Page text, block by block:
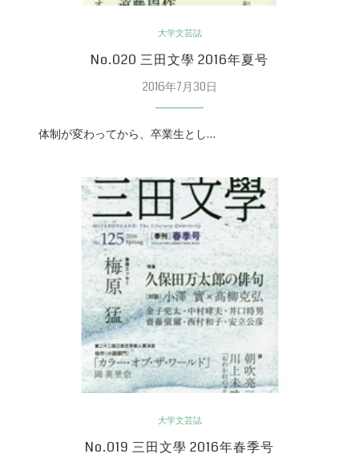
大学文芸誌
No.020 三田文學 2016年夏号
2016年7月30日
体制が変わってから、卒業生とし…
大学文芸誌
No.019 三田文學 2016年春季号